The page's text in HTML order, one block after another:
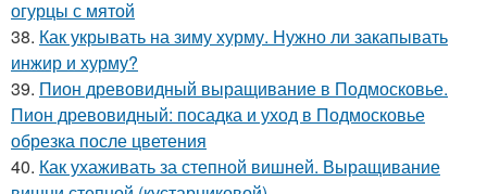
огурцы с мятой
38. Как укрывать на зиму хурму. Нужно ли закапывать
инжир и хурму?
39. Пион древовидный выращивание в Подмосковье.
Пион древовидный: посадка и уход в Подмосковье
обрезка после цветения
40. Как ухаживать за степной вишней. Выращивание